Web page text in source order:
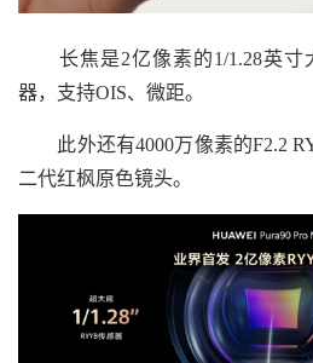
长焦是2亿像素的1/1.28英寸
器，支持OIS、微距。
此外还有4000万像素的F2.2
二代红枫原色镜头。